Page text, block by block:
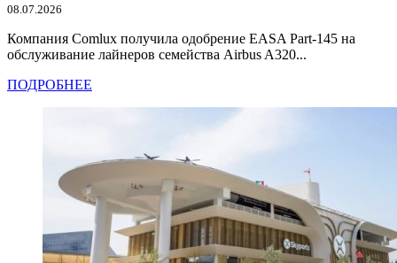
08.07.2026
Компания Comlux получила одобрение EASA Part-145 на
обслуживание лайнеров семейства Airbus A320...
ПОДРОБНЕЕ